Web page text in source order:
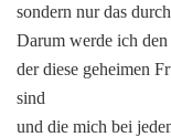
sondern nur das
Darum werde ich den
der diese geheimen
sind
und die mich bei